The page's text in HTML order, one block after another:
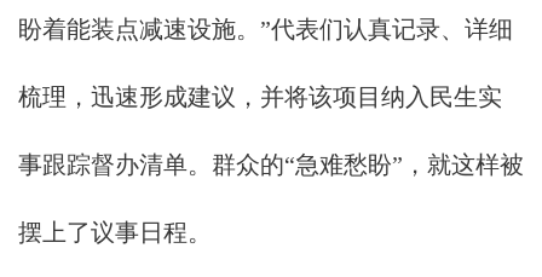
盼着能装点减速设施。”代表们认真记录、详细
梳理，迅速形成建议，并将该项目纳入民生实
事跟踪督办清单。群众的“急难愁盼”，就这样被
摆上了议事日程。